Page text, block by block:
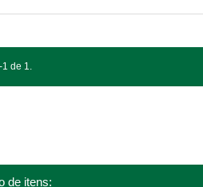
1 de 1.
de itens: